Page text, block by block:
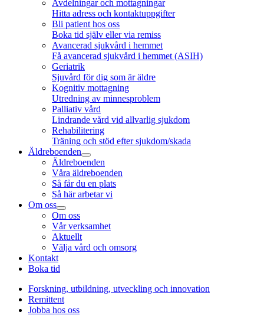
Avdelningar och mottagningar
Hitta adress och kontaktuppgifter
Bli patient hos oss
Boka tid själv eller via remiss
Avancerad sjukvård i hemmet
Få avancerad sjukvård i hemmet (ASIH)
Geriatrik
Sjuvård för dig som är äldre
Kognitiv mottagning
Utredning av minnesproblem
Palliativ vård
Lindrande vård vid allvarlig sjukdom
Rehabilitering
Träning och stöd efter sjukdom/skada
Äldreboenden
Äldreboenden
Våra äldreboenden
Så får du en plats
Så här arbetar vi
Om oss
Om oss
Vår verksamhet
Aktuellt
Välja vård och omsorg
Kontakt
Boka tid
Forskning, utbildning, utveckling och innovation
Remittent
Jobba hos oss